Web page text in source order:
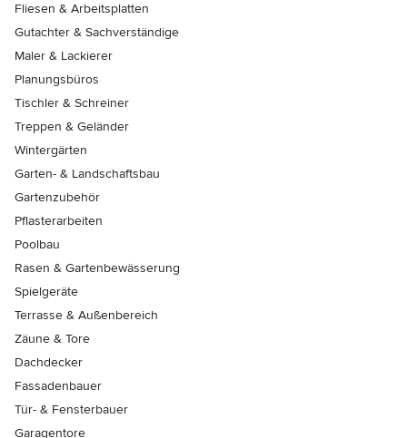
Fliesen & Arbeitsplatten
Gutachter & Sachverständige
Maler & Lackierer
Planungsbüros
Tischler & Schreiner
Treppen & Geländer
Wintergärten
Garten- & Landschaftsbau
Gartenzubehör
Pflasterarbeiten
Poolbau
Rasen & Gartenbewässerung
Spielgeräte
Terrasse & Außenbereich
Zäune & Tore
Dachdecker
Fassadenbauer
Tür- & Fensterbauer
Garagentore